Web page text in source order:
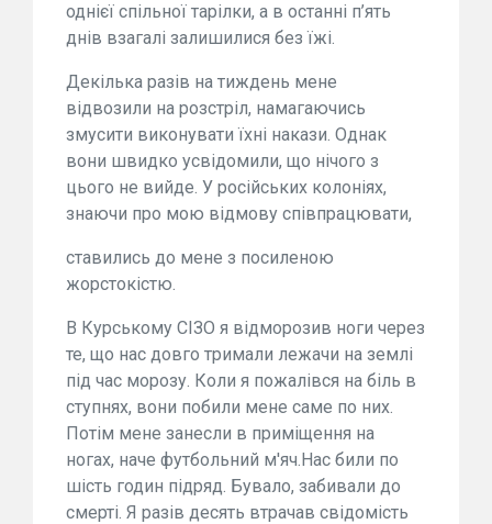
однієї спільної тарілки, а в останні п’ять
днів взагалі залишилися без їжі.
Декілька разів на тиждень мене
відвозили на розстріл, намагаючись
змусити виконувати їхні накази. Однак
вони швидко усвідомили, що нічого з
цього не вийде. У російських колоніях,
знаючи про мою відмову співпрацювати,
ставились до мене з посиленою
жорстокістю.
В Курському СІЗО я відморозив ноги через
те, що нас довго тримали лежачи на землі
під час морозу. Коли я пожалівся на біль в
ступнях, вони побили мене саме по них.
Потім мене занесли в приміщення на
ногах, наче футбольний м'яч.Нас били по
шість годин підряд. Бувало, забивали до
смерті. Я разів десять втрачав свідомість